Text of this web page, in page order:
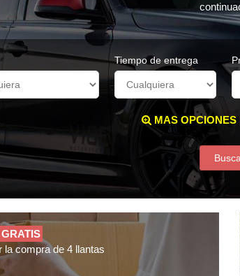
Tiempo de entrega
MAS
la compra de 4 llantas